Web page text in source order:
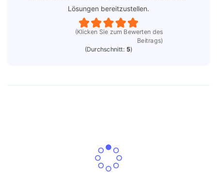
Lösungen bereitzustellen.
(Klicken Sie zum Bewerten des
Beitrags)
(Durchschnitt: 5)